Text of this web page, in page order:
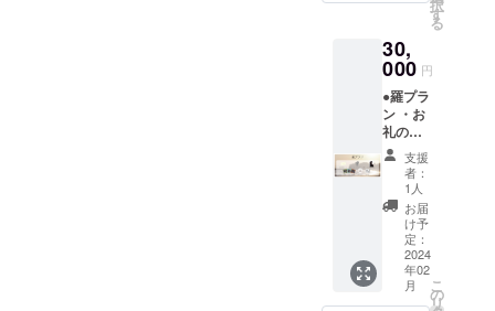
い。）
・ミニ
ポス
ター ・
ステッ
カー(三
種類)
前
クネー
ム可）
をご記
入くだ
さい。
第三者
を特定
する名
前や公
序良俗
に反す
るお名
前は掲
載いた
しかね
択
す
る
30,
000 円
●羅プラ
ン ・お
礼の
メール
・エン
ドロー
ルクレ
ジット
(中)
（ご支
援時、
必ず備
支援
者：
1人
お届
け予
定：
2024
年02
月
こ
の
リ